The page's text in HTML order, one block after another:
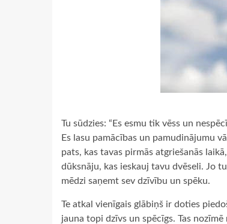
Tu sūdzies: “Es esmu tik vēss un
Es lasu pamācības un pamudinājumu
pats, kas tavas pirmās atgriešanās
dūksnāju, kas ieskauj tavu dvēseli. Jo
mēdzi saņemt sev dzīvību un spēku.
Te atkal vienīgais glābiņš ir doties
jauna topi dzīvs un spēcīgs. Tas